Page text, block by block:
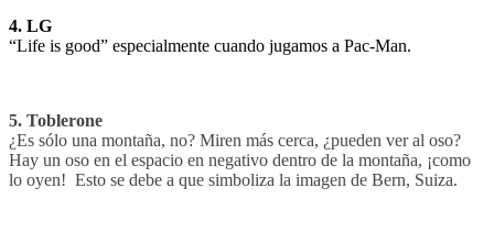
4. LG
“Life is good” especialmente cuando jugamos a Pac-Man.
5. Toblerone
¿Es sólo una montaña, no? Miren más cerca, ¿pueden ver al oso?
Hay un oso en el espacio en negativo dentro de la montaña, ¡como
lo oyen! Esto se debe a que simboliza la imagen de Bern, Suiza.